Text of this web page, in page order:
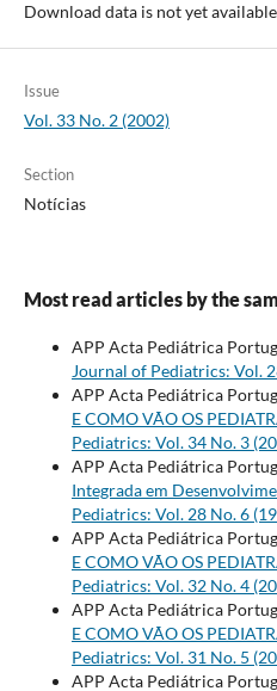
Download data is not yet
Issue
Vol. 33 No. 2 (2002)
Section
Notícias
Most read articles by the
APP Acta Pediátrica
Journal of Pediatrics: Vol.
APP Acta Pediátrica
E COMO VÃO OS
Pediatrics: Vol. 34 No. 3
APP Acta Pediátrica
Integrada em
Pediatrics: Vol. 28 No. 6
APP Acta Pediátrica
E COMO VÃO OS
Pediatrics: Vol. 32 No. 4
APP Acta Pediátrica
E COMO VÃO OS
Pediatrics: Vol. 31 No. 5
APP Acta Pediátrica